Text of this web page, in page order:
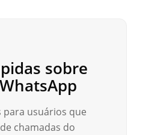
sobre
para usuários que
chamadas do